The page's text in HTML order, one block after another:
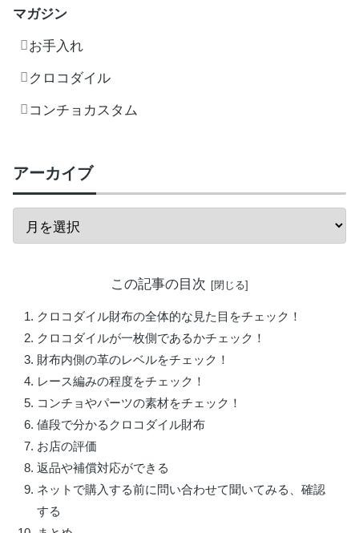
マガジン
お手入れ
クロコダイル
コンチョカスタム
アーカイブ
この記事の目次
クロコダイル財布の全体的な見た目をチェック！
クロコダイルが一枚側であるかチェック！
財布内側の革のレベルをチェック！
レース編みの程度をチェック！
コンチョやパーツの素材をチェック！
値段で分かるクロコダイル財布
お店の評価
返品や補償対応ができる
ネットで購入する前に問い合わせて聞いてみる、確認
する